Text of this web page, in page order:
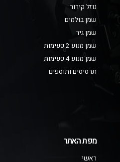
נוזל קירור
שמן בולמים
שמן גיר
שמן מנוע 2 פעימות
שמן מנוע 4 פעימות
תרסיסים ותוספים
מפת האתר
ראשי